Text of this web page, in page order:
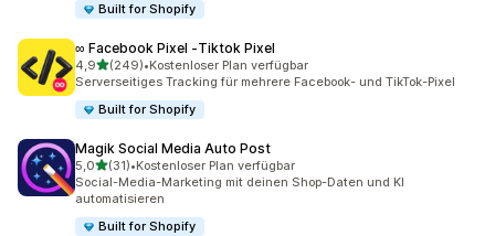
Built for Shopify
∞ Facebook Pixel ‑Tiktok Pixel
4,9von 5 Sternen
(249)
249 Rezensionen insgesamt
•Kostenloser Plan verfügbar
Serverseitiges Tracking für mehrere Facebook- und TikTok-Pixel
Built for Shopify
Magik Social Media Auto Post
5,0von 5 Sternen
(31)
31 Rezensionen insgesamt
•Kostenloser Plan verfügbar
Social-Media-Marketing mit deinen Shop-Daten und KI
automatisieren
Built for Shopify